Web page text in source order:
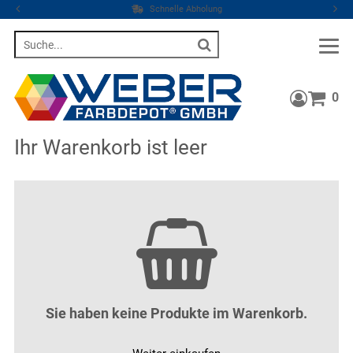
Schnelle Abholung
0
Ihr Warenkorb ist leer
Sie haben keine Produkte im Warenkorb.